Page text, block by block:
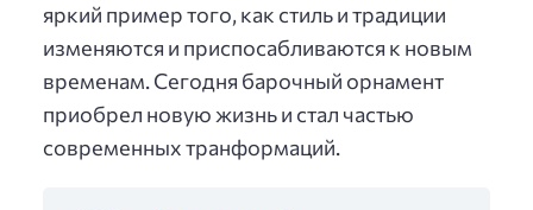
яркий пример того, как стиль и традиции
изменяются и приспосабливаются к новым
временам. Сегодня барочный орнамент
приобрел новую жизнь и стал частью
современных транформаций.